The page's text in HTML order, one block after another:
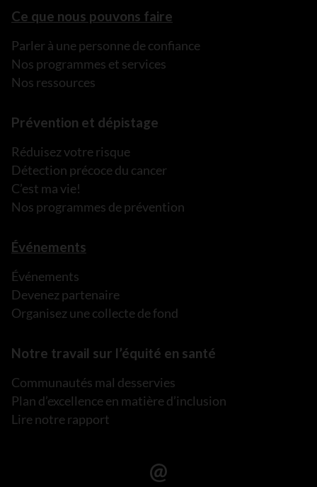
Ce que nous pouvons faire
Parler à une personne de confiance
Nos programmes et services
Nos ressources
Prévention et dépistage
Réduisez votre risque
Détection précoce du cancer
C’est ma vie!
Nos programmes de prévention
Événements
Événements
Devenez partenaire
Organisez une collecte de fond
Notre travail sur l’équité en santé
Communautés mal desservies
Plan d’excellence en matière d’inclusion
Lire notre rapport